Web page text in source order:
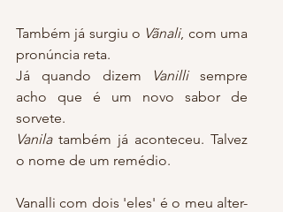
Também já surgiu o Vãnali, com uma
pronúncia reta.
Já quando dizem Vanilli sempre
acho que é um novo sabor de
sorvete.
Vanila também já aconteceu. Talvez
o nome de um remédio.
Vanalli com dois 'eles' é o meu alter-